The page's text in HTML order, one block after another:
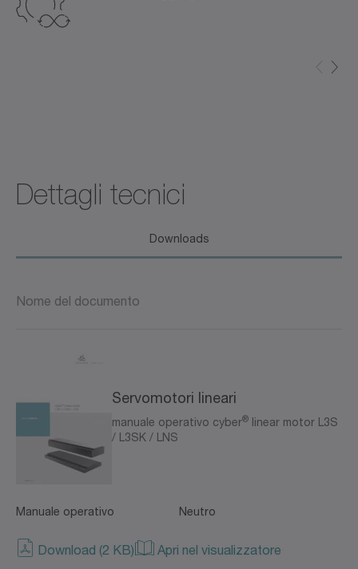
Dettagli tecnici
Downloads
Nome del documento
Servomotori lineari
manuale operativo cyber® linear motor L3S
/ L3SK / LNS
Manuale operativo Neutro
Download (2 KB) Apri nel visualizzatore